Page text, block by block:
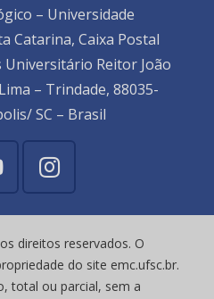
– Universidade
Catarina, Caixa Postal
Universitário Reitor João
– Trindade, 88035-
SC – Brasil
direitos reservados. O
do site emc.ufsc.br.
total ou parcial, sem a